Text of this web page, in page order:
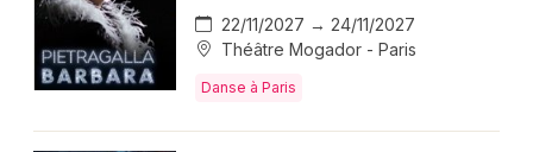
22/11/2027 → 24/11/2027
Théâtre Mogador - Paris
Danse à Paris